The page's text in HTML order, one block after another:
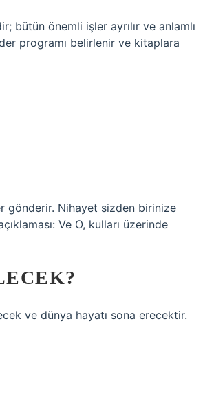
bütün önemli işler ayrılır ve anlamlı
programı belirlenir ve kitaplara
gönderir. Nihayet sizden birinize
Ve O, kulları üzerinde
ve dünya hayatı sona erecektir.